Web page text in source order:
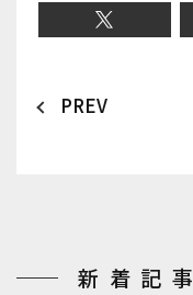
PREV
新着記事